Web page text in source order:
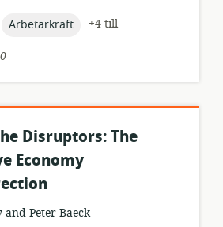
topic:
Arbetarkraft
+4 till
Disruptors: The
Economy
and Peter Baeck